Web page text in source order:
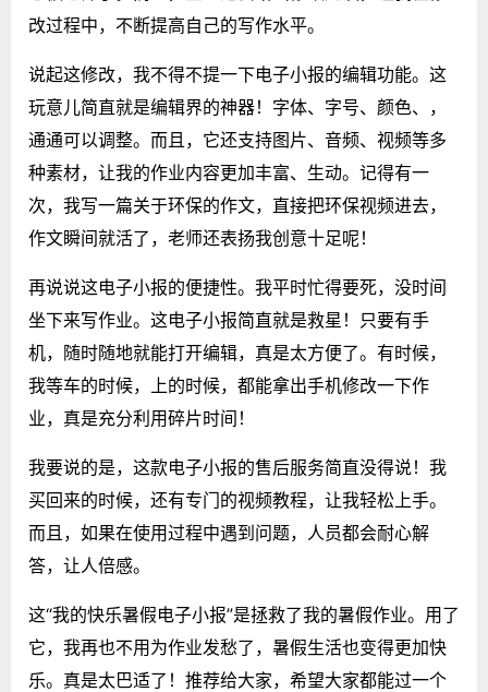
改过程中，不断提高自己的写作水平。
说起这修改，我不得不提一下电子小报的编辑功能。这
玩意儿简直就是编辑界的神器！字体、字号、颜色、，
通通可以调整。而且，它还支持图片、音频、视频等多
种素材，让我的作业内容更加丰富、生动。记得有一
次，我写一篇关于环保的作文，直接把环保视频进去，
作文瞬间就活了，老师还表扬我创意十足呢！
再说说这电子小报的便捷性。我平时忙得要死，没时间
坐下来写作业。这电子小报简直就是救星！只要有手
机，随时随地就能打开编辑，真是太方便了。有时候，
我等车的时候，上的时候，都能拿出手机修改一下作
业，真是充分利用碎片时间！
我要说的是，这款电子小报的售后服务简直没得说！我
买回来的时候，还有专门的视频教程，让我轻松上手。
而且，如果在使用过程中遇到问题，人员都会耐心解
答，让人倍感。
这“我的快乐暑假电子小报”是拯救了我的暑假作业。用了
它，我再也不用为作业发愁了，暑假生活也变得更加快
乐。真是太巴适了！推荐给大家，希望大家都能过一个